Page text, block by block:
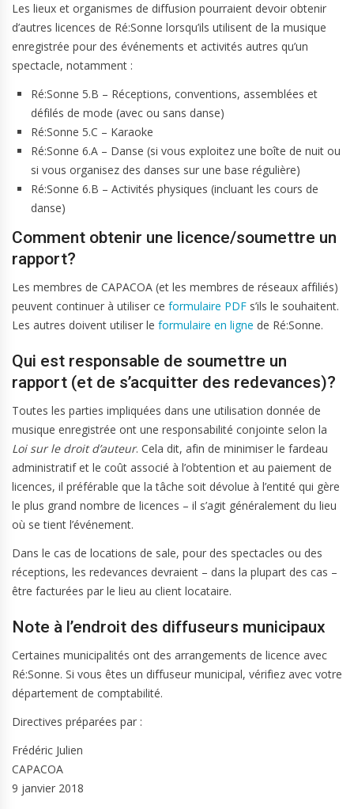
Les lieux et organismes de diffusion pourraient devoir obtenir
d’autres licences de Ré:Sonne lorsqu’ils utilisent de la musique
enregistrée pour des événements et activités autres qu’un
spectacle, notamment :
Ré:Sonne 5.B – Réceptions, conventions, assemblées et
défilés de mode (avec ou sans danse)
Ré:Sonne 5.C – Karaoke
Ré:Sonne 6.A – Danse (si vous exploitez une boîte de nuit ou
si vous organisez des danses sur une base régulière)
Ré:Sonne 6.B – Activités physiques (incluant les cours de
danse)
Comment obtenir une licence/soumettre un
rapport?
Les membres de CAPACOA (et les membres de réseaux affiliés)
peuvent continuer à utiliser ce formulaire PDF s’ils le souhaitent.
Les autres doivent utiliser le formulaire en ligne de Ré:Sonne.
Qui est responsable de soumettre un
rapport (et de s’acquitter des redevances)?
Toutes les parties impliquées dans une utilisation donnée de
musique enregistrée ont une responsabilité conjointe selon la
Loi sur le droit d’auteur. Cela dit, afin de minimiser le fardeau
administratif et le coût associé à l’obtention et au paiement de
licences, il préférable que la tâche soit dévolue à l’entité qui gère
le plus grand nombre de licences – il s’agit généralement du lieu
où se tient l’événement.
Dans le cas de locations de sale, pour des spectacles ou des
réceptions, les redevances devraient – dans la plupart des cas –
être facturées par le lieu au client locataire.
Note à l’endroit des diffuseurs municipaux
Certaines municipalités ont des arrangements de licence avec
Ré:Sonne. Si vous êtes un diffuseur municipal, vérifiez avec votre
département de comptabilité.
Directives préparées par :
Frédéric Julien
CAPACOA
9 janvier 2018